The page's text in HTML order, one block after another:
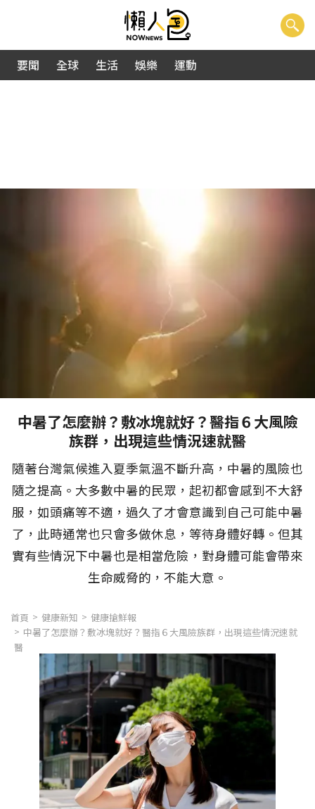
要聞 全球 生活 娛樂 運動
中暑了怎麼辦？敷冰塊就好？醫指６大風險
族群，出現這些情況速就醫
隨著台灣氣候進入夏季氣溫不斷升高，中暑的風險也
隨之提高。大多數中暑的民眾，起初都會感到不大舒
服，如頭痛等不適，過久了才會意識到自己可能中暑
了，此時通常也只會多做休息，等待身體好轉。但其
實有些情況下中暑也是相當危險，對身體可能會帶來
生命威脅的，不能大意。
首頁 健康新知
健康搶鮮報
中暑了怎麼辦？敷冰塊就好？醫指６大風險族群，出現這些情況速就
醫